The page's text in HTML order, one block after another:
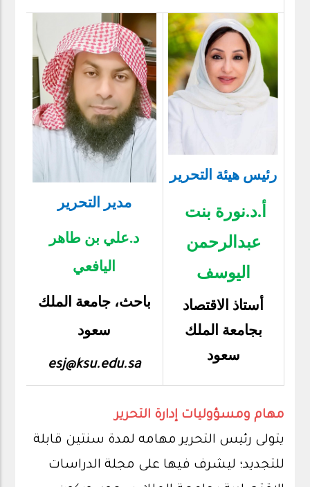
رئيس هيئة التحرير
أ.د.
عبدالرحمن
اليوسف
أستاذ الاقتصاد
بجامعة الملك
سعود
مدير التحرير
د.علي بن طاهر
اليافعي
باحث، جامعة الملك
سعود
esj@ksu.edu.sa
مهام ومسؤوليات إدارة التحرير
يتولى رئيس التحرير مهامه لمدة سنتين قابلة
للتجديد؛ ليشرف فيها على مجلة الدراسات